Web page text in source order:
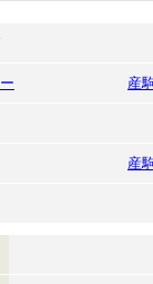
産
産